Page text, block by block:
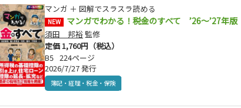
マンガ ＋ 図解でスラスラ読める
NEW マンガでわかる！税金のすべて ’26～’27年版
須田 邦裕 監修
定価 1,760円（税込）
B5 224ページ
2026/7/27 発行
簿記・経理・税金・保険